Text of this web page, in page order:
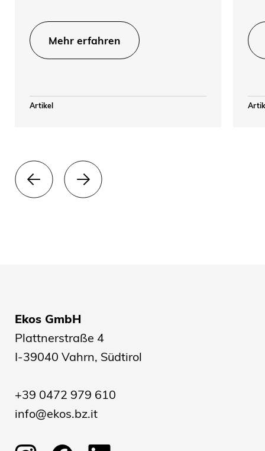
Mehr erfahren
Artikel
Ekos GmbH
Plattnerstraße 4
I-39040 Vahrn, Südtirol
+39 0472 979 610
info@ekos.bz.it